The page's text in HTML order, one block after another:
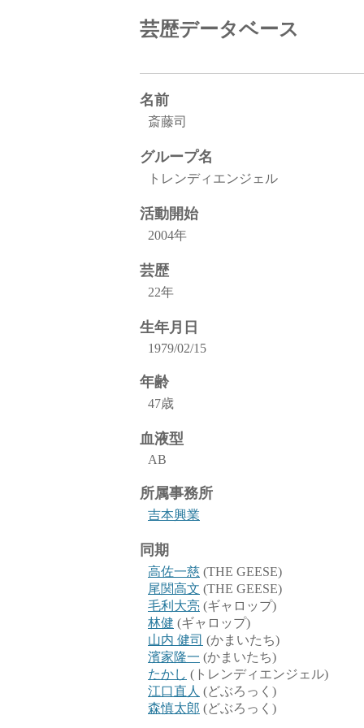
芸歴データベース
名前
斎藤司
グループ名
トレンディエンジェル
活動開始
2004年
芸歴
22年
生年月日
1979/02/15
年齢
47歳
血液型
AB
所属事務所
吉本興業
同期
高佐一慈 (THE GEESE)
尾関高文 (THE GEESE)
毛利大亮 (ギャロップ)
林健 (ギャロップ)
山内 健司 (かまいたち)
濱家隆一 (かまいたち)
たかし (トレンディエンジェル)
江口直人 (どぶろっく)
森慎太郎 (どぶろっく)